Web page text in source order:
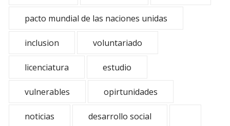
pacto mundial de las naciones unidas
inclusion voluntariado
licenciatura estudio
vulnerables opirtunidades
noticias desarrollo social